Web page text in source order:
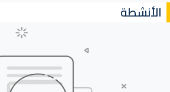
الأنشطة